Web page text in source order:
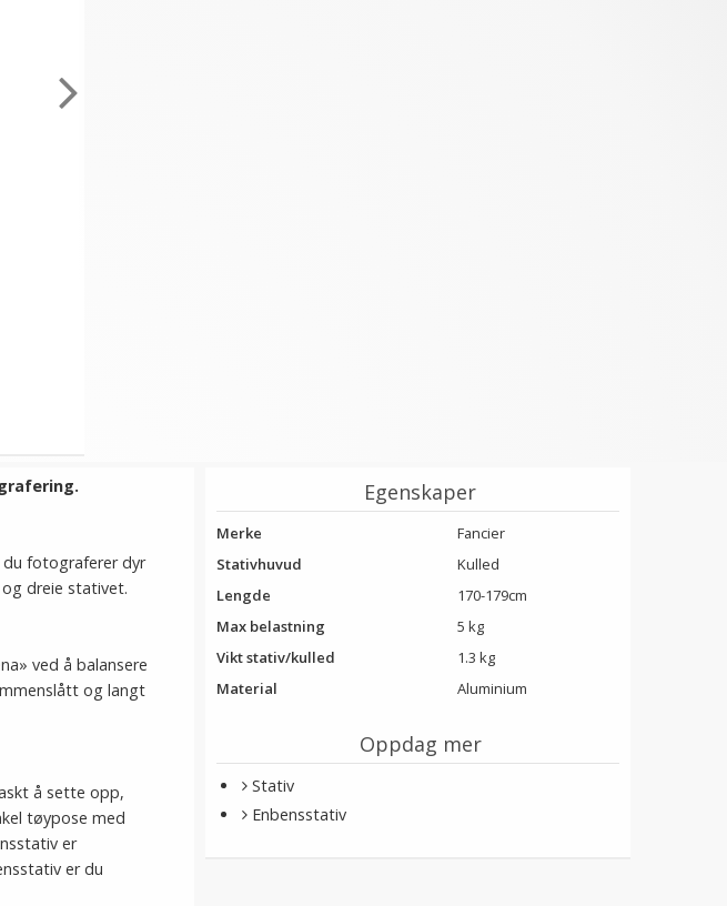
du fotograferer dyr
dreie stativet.
ved å balansere
og langt
å sette opp,
tøypose med
er
er du
Egenskaper
Merke
Fancier
Stativhuvud
Kulled
Lengde
170-179cm
Max belastning
5 kg
Vikt stativ/kulled
1.3 kg
Material
Aluminium
Oppdag mer
Stativ
Enbensstativ